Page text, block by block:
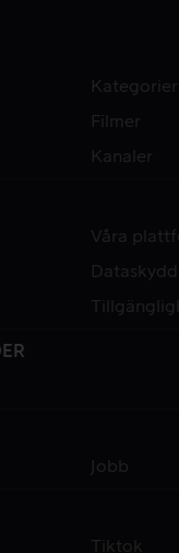
Kategorier
Filmer
Kanaler
Våra
Jobb
Tiktok